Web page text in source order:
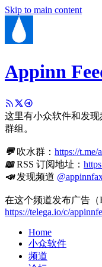
Skip to main content
Appinn
这里有小众软件和发
群组。
💬吹水群： https://t.me/
📖RSS 订阅地址：
📣发现频道
在这个频道发布广告（
https://telega.io/c/
Home
小众软件
频道